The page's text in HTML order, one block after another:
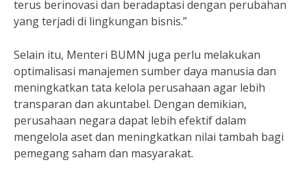
terus berinovasi dan beradaptasi dengan perubahan
yang terjadi di lingkungan bisnis.”
Selain itu, Menteri BUMN juga perlu melakukan
optimalisasi manajemen sumber daya manusia dan
meningkatkan tata kelola perusahaan agar lebih
transparan dan akuntabel. Dengan demikian,
perusahaan negara dapat lebih efektif dalam
mengelola aset dan meningkatkan nilai tambah bagi
pemegang saham dan masyarakat.